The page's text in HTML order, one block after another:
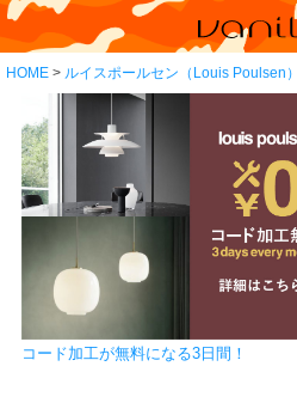
HOME ルイスポールセン（Louis Poulsen）
コード加工が無料になる3日間！